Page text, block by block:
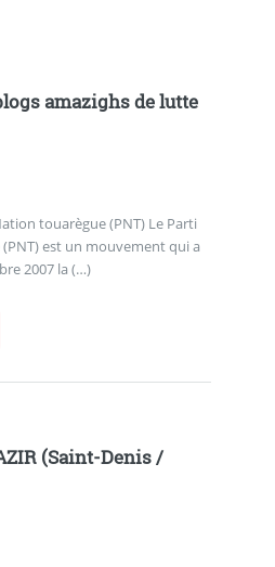
amazighs de lutte
touarègue (PNT) Le Parti
est un mouvement qui a
2007 la (…)
(Saint-Denis /